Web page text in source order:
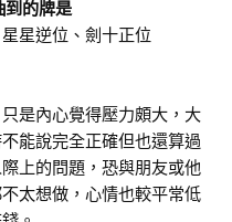
到的牌是
星逆位、劍十正位
是內心覺得壓力頗大，大
能說完全正確但也還算過
上的問題，恐與朋友或他
太想做，心情也較平常低